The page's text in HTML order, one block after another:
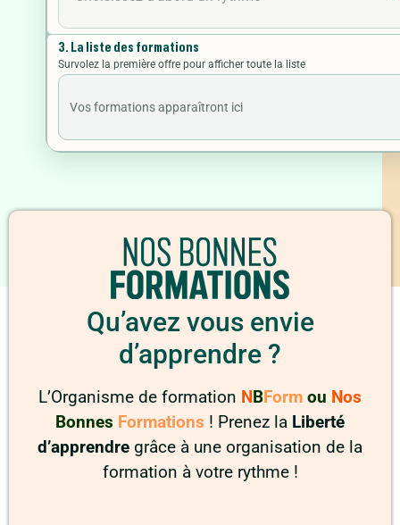
3. La liste des formations
Survolez la première offre pour afficher toute la liste
Vos formations apparaîtront ici
Qu’avez vous envie
d’apprendre ?
L’Organisme de formation N BForm ou Nos
Bonnes Formations ! Prenez la Liberté
d’apprendre grâce à une organisation de la
formation à votre rythme !